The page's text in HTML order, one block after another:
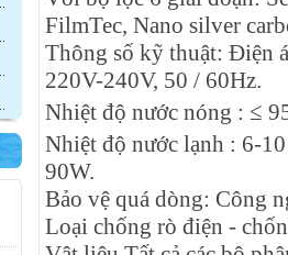
FilmTec, Nano silver
Thông số kỹ thuật: Điện
220V-240V, 50 / 60Hz.
Nhiệt độ nước nóng : ≤
Nhiệt độ nước lạnh : 6-
90W.
Bảo vệ quá dòng: Công
Loại chống rò điện -